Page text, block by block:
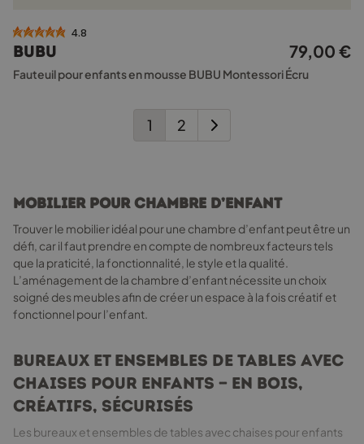
4.8
BUBU 79,00 €
Fauteuil pour enfants en mousse BUBU Montessori Écru
1 2
Mobilier pour Chambre d’Enfant
Trouver le mobilier idéal pour une chambre d’enfant peut être un
défi, car il faut prendre en compte de nombreux facteurs tels
que la praticité, la fonctionnalité, le style et la qualité.
L’aménagement de la chambre d’enfant nécessite un choix
soigné des meubles afin de créer un espace à la fois créatif et
fonctionnel pour l’enfant.
Bureaux et Ensembles de Tables avec
Chaises pour Enfants — En Bois,
Créatifs, Sécurisés
Les bureaux et ensembles de tables avec chaises pour enfants